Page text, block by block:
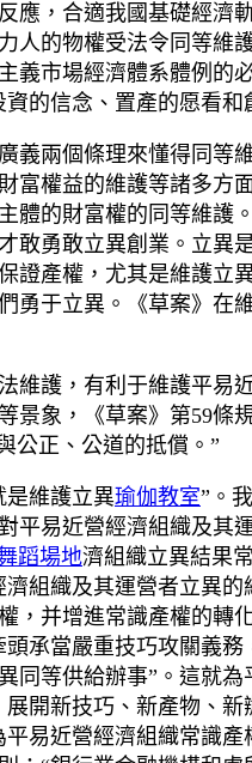
應，合適我國基礎經濟
人的物權受法令同等維
義市場經濟體系體例的
的信念、置產的愿看和
兩個條理來懂得同等
富權益的維護等諸多方
體的財富權的同等維護
敢勇敢立異創業。立異
證產權，尤其是維護立
勇于立異。《草案》在
維護，有利于維護平易
象，《草案》第59條
公正、公道的抵償。”
是維護立異瑜伽教室”。
平易近營經濟組織及其
蹈場地濟組織立異結果
組織及其運營者立異
并增進常識產權的轉
承當嚴重技巧攻關義
同等供給辦事”。這就
開新技巧、新產物、
易近營經濟組織常識